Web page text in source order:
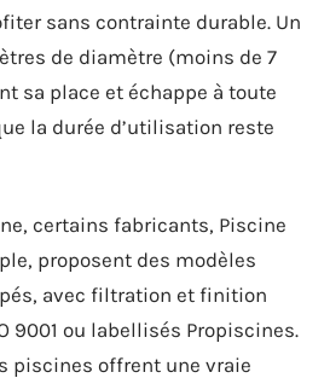
sans contrainte durable. Un
de diamètre (moins de 7
sa place et échappe à toute
la durée d’utilisation reste
certains fabricants, Piscine
proposent des modèles
avec filtration et finition
9001 ou labellisés Propiscines.
piscines offrent une vraie